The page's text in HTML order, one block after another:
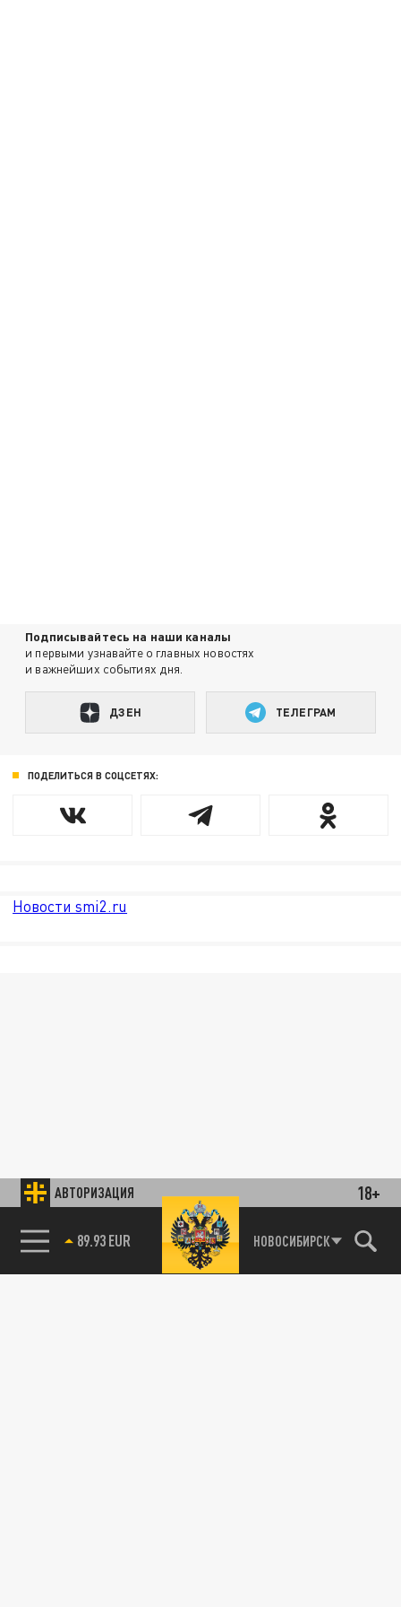
АВТОРИЗАЦИЯ 18+
89.93 EUR НОВОСИБИРСК
Подписывайтесь на наши каналы
и первыми узнавайте о главных новостях
и важнейших событиях дня.
ДЗЕН ТЕЛЕГРАМ
ПОДЕЛИТЬСЯ В СОЦСЕТЯХ:
Новости smi2.ru